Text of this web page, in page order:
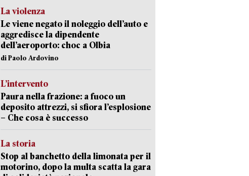
La violenza
Le viene negato il noleggio dell’auto e
aggredisce la dipendente
dell’aeroporto: choc a Olbia
di Paolo Ardovino
L’intervento
Paura nella frazione: a fuoco un
deposito attrezzi, si sfiora l’esplosione
– Che cosa è successo
La storia
Stop al banchetto della limonata per il
motorino, dopo la multa scatta la gara